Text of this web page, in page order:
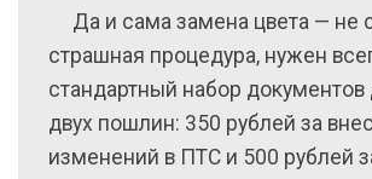
Да и сама замена цвета — не
страшная процедура, нужен
стандартный набор документов
двух пошлин: 350 рублей за
изменений в ПТС и 500 рублей